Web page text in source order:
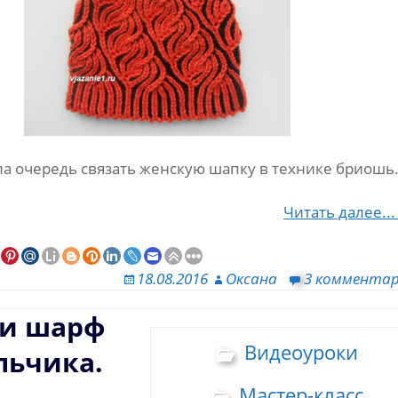
очередь связать женскую шапку в технике бриошь.
Читать
18.08.2016 Оксана 3
Видеоуроки
шарф